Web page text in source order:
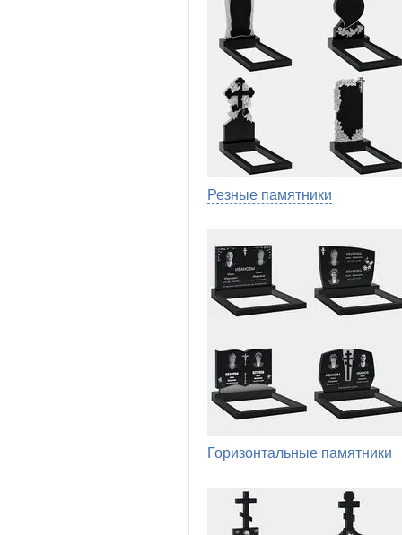
Резные памятники
Горизонтальные памятники